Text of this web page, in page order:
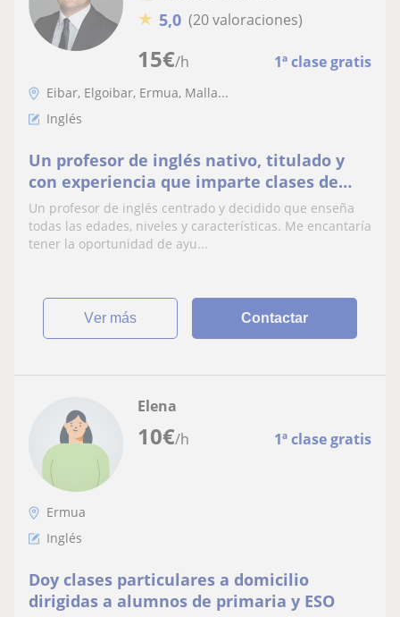
15€/h 1ª clase gratis
★ 5,0 (20 valoraciones)
Eibar, Elgoibar, Ermua, Malla...
Inglés
Un profesor de inglés nativo, titulado y
con experiencia que imparte clases de
todas las edades y características
Un profesor de inglés centrado y decidido que enseña
todas las edades, niveles y características. Me encantaría
tener la oportunidad de ayu...
ver más Contactar
10€/h 1ª clase gratis
Elena
Ermua
Inglés
Doy clases particulares a domicilio
dirigidas a alumnos de primaria y ESO